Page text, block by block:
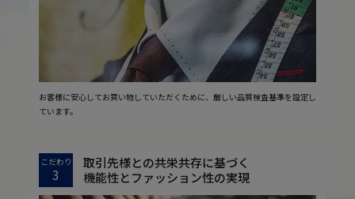
お客様に安心してお買い物していただくために、厳しい品質検査基準を設定し
ています。
こだわり
3
取引先様との共栄共存に基づく
機能性とファッション性の実現